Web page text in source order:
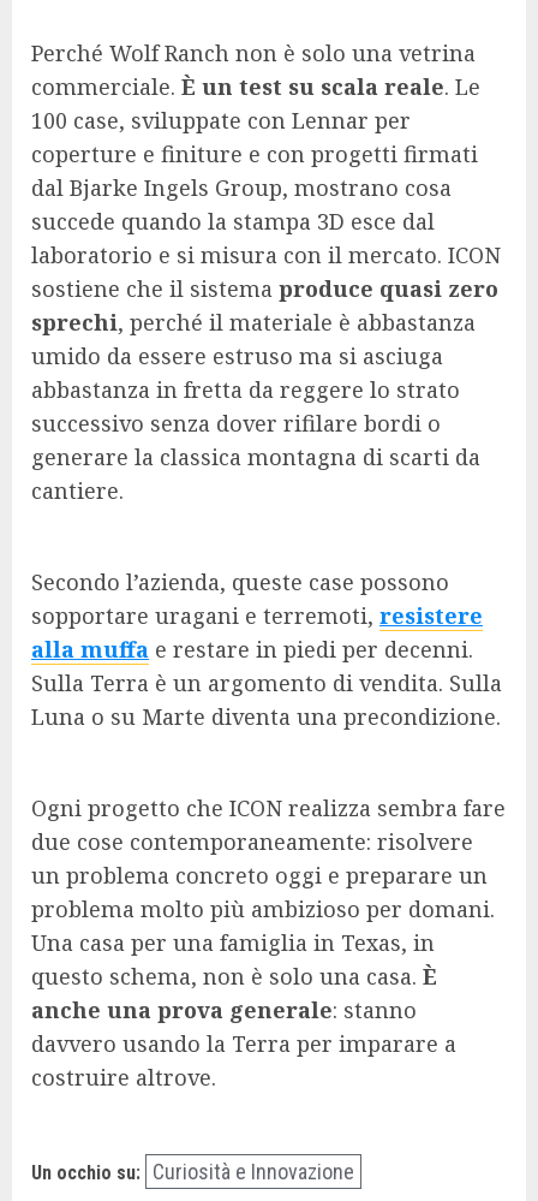
Perché Wolf Ranch non è solo una vetrina
commerciale. È un test su scala reale. Le
100 case, sviluppate con Lennar per
coperture e finiture e con progetti firmati
dal Bjarke Ingels Group, mostrano cosa
succede quando la stampa 3D esce dal
laboratorio e si misura con il mercato. ICON
sostiene che il sistema produce quasi zero
sprechi, perché il materiale è abbastanza
umido da essere estruso ma si asciuga
abbastanza in fretta da reggere lo strato
successivo senza dover rifilare bordi o
generare la classica montagna di scarti da
cantiere.
Secondo l’azienda, queste case possono
sopportare uragani e terremoti, resistere
alla muffa e restare in piedi per decenni.
Sulla Terra è un argomento di vendita. Sulla
Luna o su Marte diventa una precondizione.
Ogni progetto che ICON realizza sembra fare
due cose contemporaneamente: risolvere
un problema concreto oggi e preparare un
problema molto più ambizioso per domani.
Una casa per una famiglia in Texas, in
questo schema, non è solo una casa. È
anche una prova generale: stanno
davvero usando la Terra per imparare a
costruire altrove.
Un occhio su: Curiosità e Innovazione